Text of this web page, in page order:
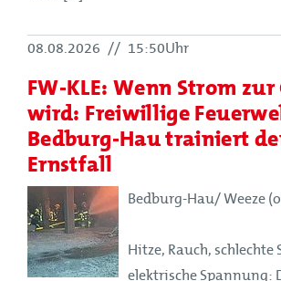
08.08.2026 // 15:50Uhr
FW-KLE: Wenn Strom
wird: Freiwillige
Bedburg-Hau trainiert
Ernstfall
Bedburg-Hau/ Weeze
Hitze, Rauch, schlechte
elektrische Spannung: